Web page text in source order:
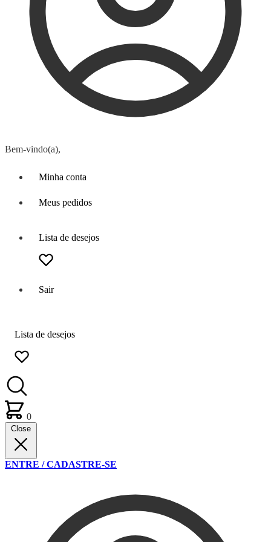
Bem-vindo(a),
Minha conta
Meus pedidos
Lista de desejos
Sair
Lista de desejos
0
Close
ENTRE / CADASTRE-SE